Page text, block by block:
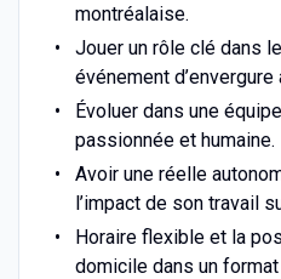
montréalaise.
Jouer un rôle clé dans
événement
Évoluer dans une
passionnée et humaine.
Avoir une réelle
l’impact de son travail
Horaire flexible et la
domicile dans un